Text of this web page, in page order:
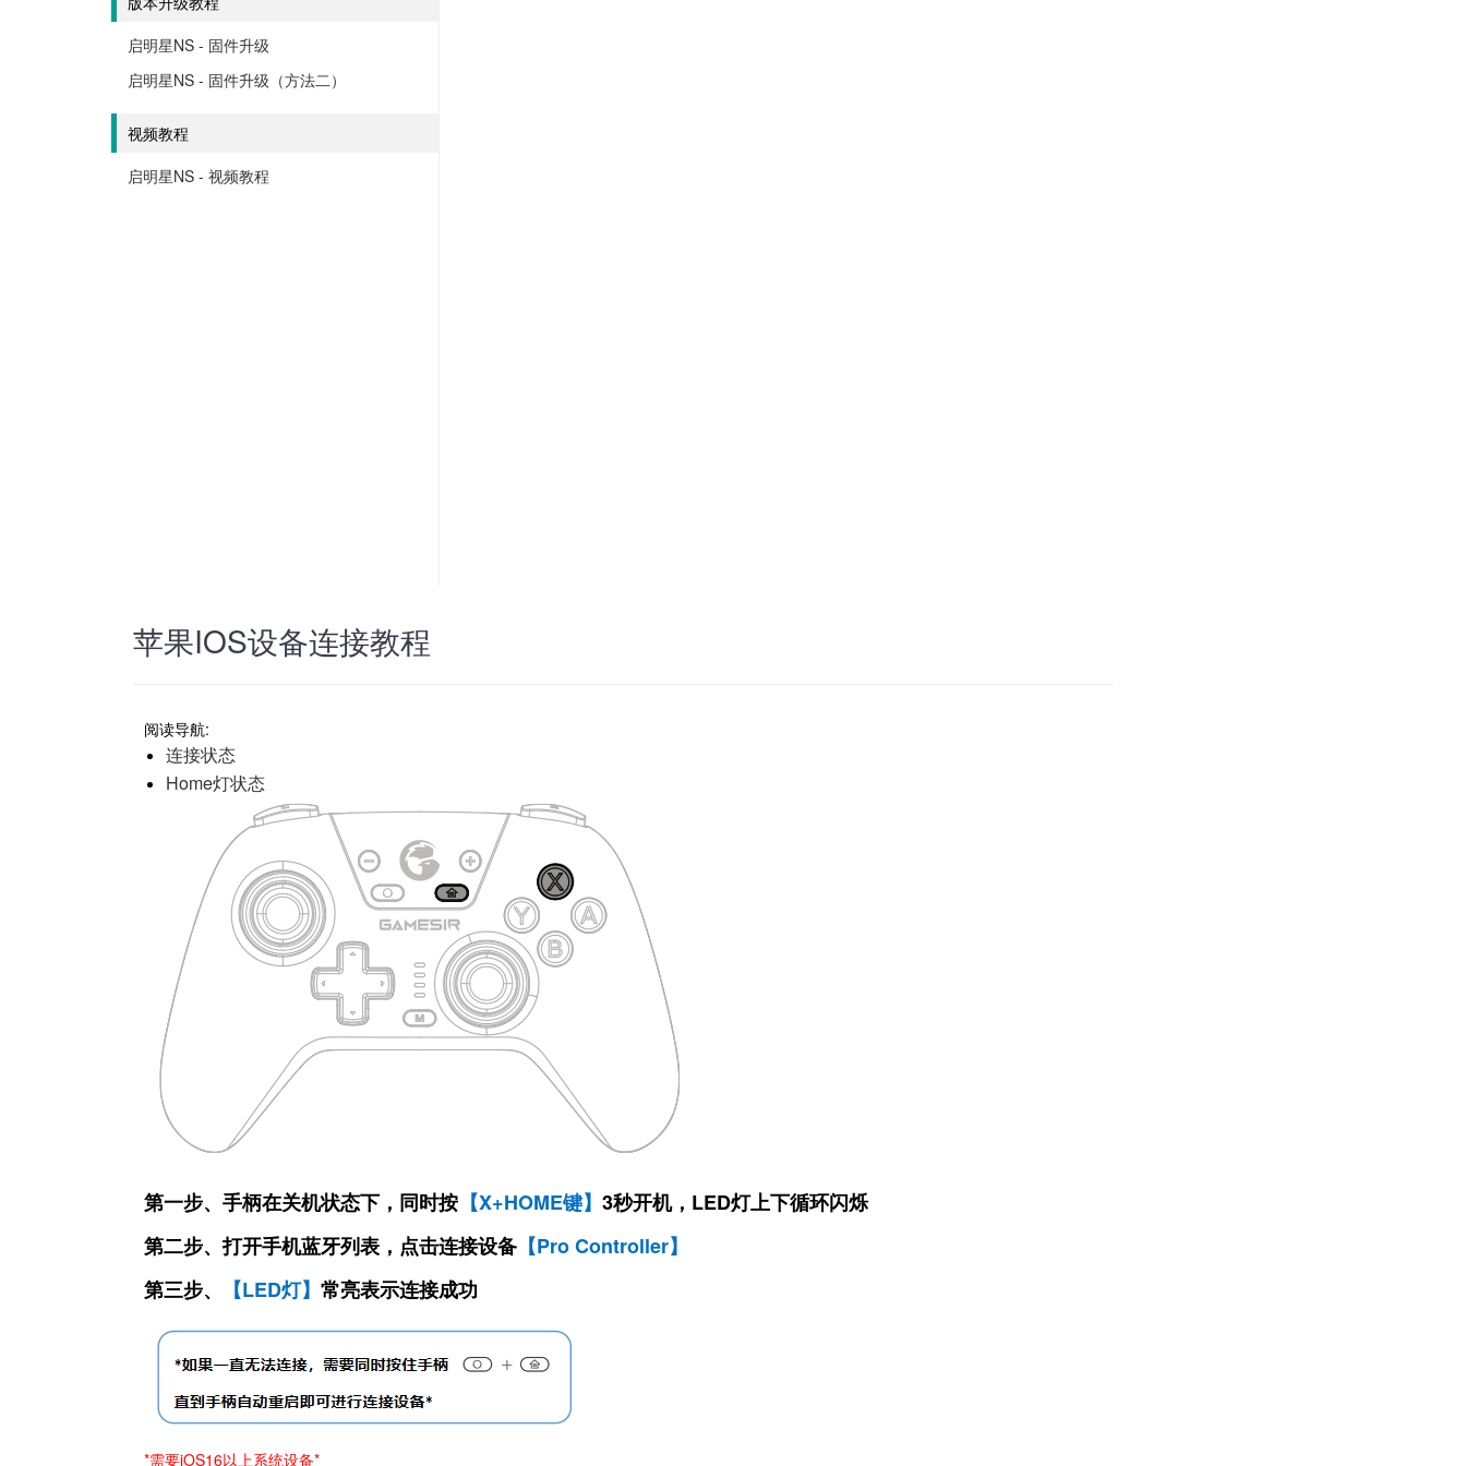
启明星NS - 固件升级
启明星NS - 固件升级（方法二）
视频教程
启明星NS - 视频教程
苹果IOS设备连接教程
阅读导航:
连接状态
Home灯状态
第一步、 手柄在关机状态下，同时按 【X+HOME键】 3秒开机，LED灯上下循环闪烁
第二步、打开手机蓝牙列表，点击连接设备 【Pro Controller】
第三步、
【LED灯】 常亮表示连接成功
*需要iOS16以上系统设备*